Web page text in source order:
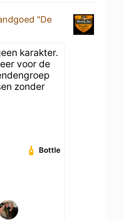
"De
karakter.
voor de
zonder
Bottle